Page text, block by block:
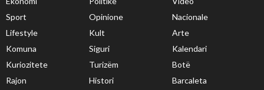
Sport
Opinione
Nacionale
Lifestyle
Kult
Arte
Komuna
Siguri
Kalendari
Kuriozitete
Turizëm
Botë
Rajon
Histori Barcaleta